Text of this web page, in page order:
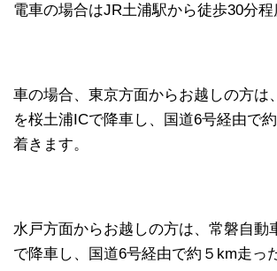
電車の場合はJR土浦駅から徒歩30分程
車の場合、東京方面からお越しの方は
を桜土浦ICで降車し、国道6号経由で
着きます。
水戸方面からお越しの方は、常磐自動
で降車し、国道6号経由で約５km走っ